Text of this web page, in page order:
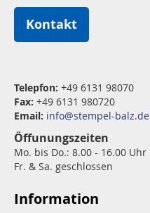
Kontakt
Telepfon: +49 6131 98070
Fax: +49 6131 980720
Email: info@stempel-balz.de
Öffunungszeiten
Mo. bis Do.: 8.00 - 16.00 Uhr
Fr. & Sa. geschlossen
Information